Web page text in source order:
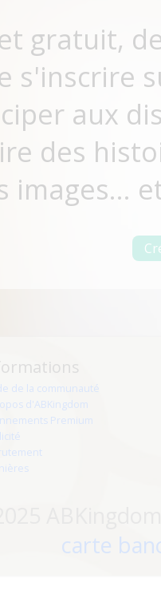
gratuit,
s'inscrire
aux
des
images...
de la communauté
d'ABKingdom
Premium
carte